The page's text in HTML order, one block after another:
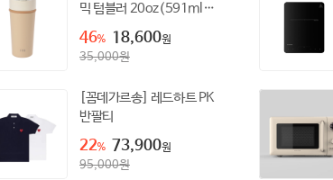
믹 텀블러 20oz(591ml)
베이지
46% 18,600원
35,000원
[꼼데가르송] 레드하트 PK
반팔티
22% 73,900원
95,000원